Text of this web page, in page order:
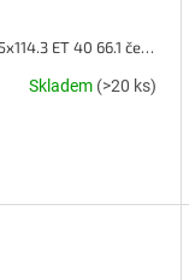
Alu kola design Nissan (BY131) 18x7.5 5x114.3 ET 40 66.1 černé
Skladem (>20 ks)